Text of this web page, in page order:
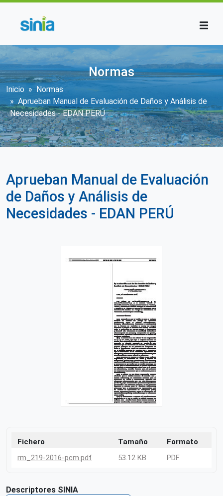
Normas
Sobrescribir enlaces de ayuda a la
Inicio
Normas
Aprueban Manual de Evaluación de Daños y Análisis de
Necesidades - EDAN PERÚ
Aprueban Manual de Evaluación
de Daños y Análisis de
Necesidades - EDAN PERÚ
Fichero Tamaño
Formato
rm_219-2016-pcm.pdf
53.12 KB PDF
Descriptores SINIA